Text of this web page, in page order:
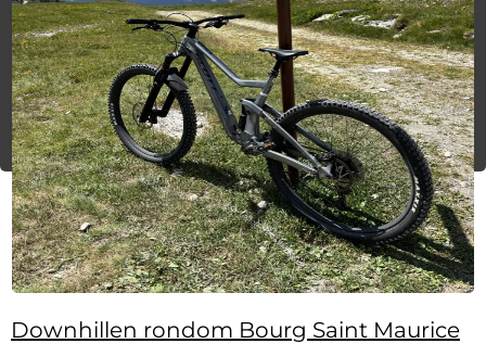
Downhillen rondom Bourg Saint Maurice